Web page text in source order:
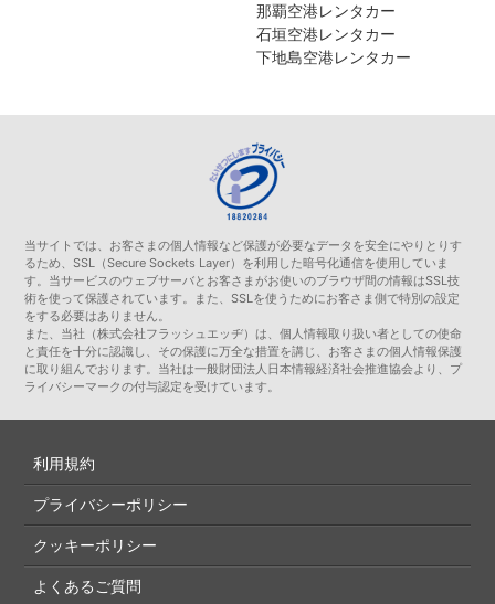
那覇空港レンタカー
石垣空港レンタカー
下地島空港レンタカー
当サイトでは、お客さまの個人情報など保護が必要なデータを安全にやりとりす
るため、SSL（Secure Sockets Layer）を利用した暗号化通信を使用していま
す。当サービスのウェブサーバとお客さまがお使いのブラウザ間の情報はSSL技
術を使って保護されています。また、SSLを使うためにお客さま側で特別の設定
をする必要はありません。
また、当社（株式会社フラッシュエッヂ）は、個人情報取り扱い者としての使命
と責任を十分に認識し、その保護に万全な措置を講じ、お客さまの個人情報保護
に取り組んでおります。当社は一般財団法人日本情報経済社会推進協会より、プ
ライバシーマークの付与認定を受けています。
利用規約
プライバシーポリシー
クッキーポリシー
よくあるご質問